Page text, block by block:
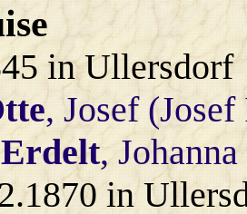
in Ullersdorf
, Josef
Erdelt, Johanna
in